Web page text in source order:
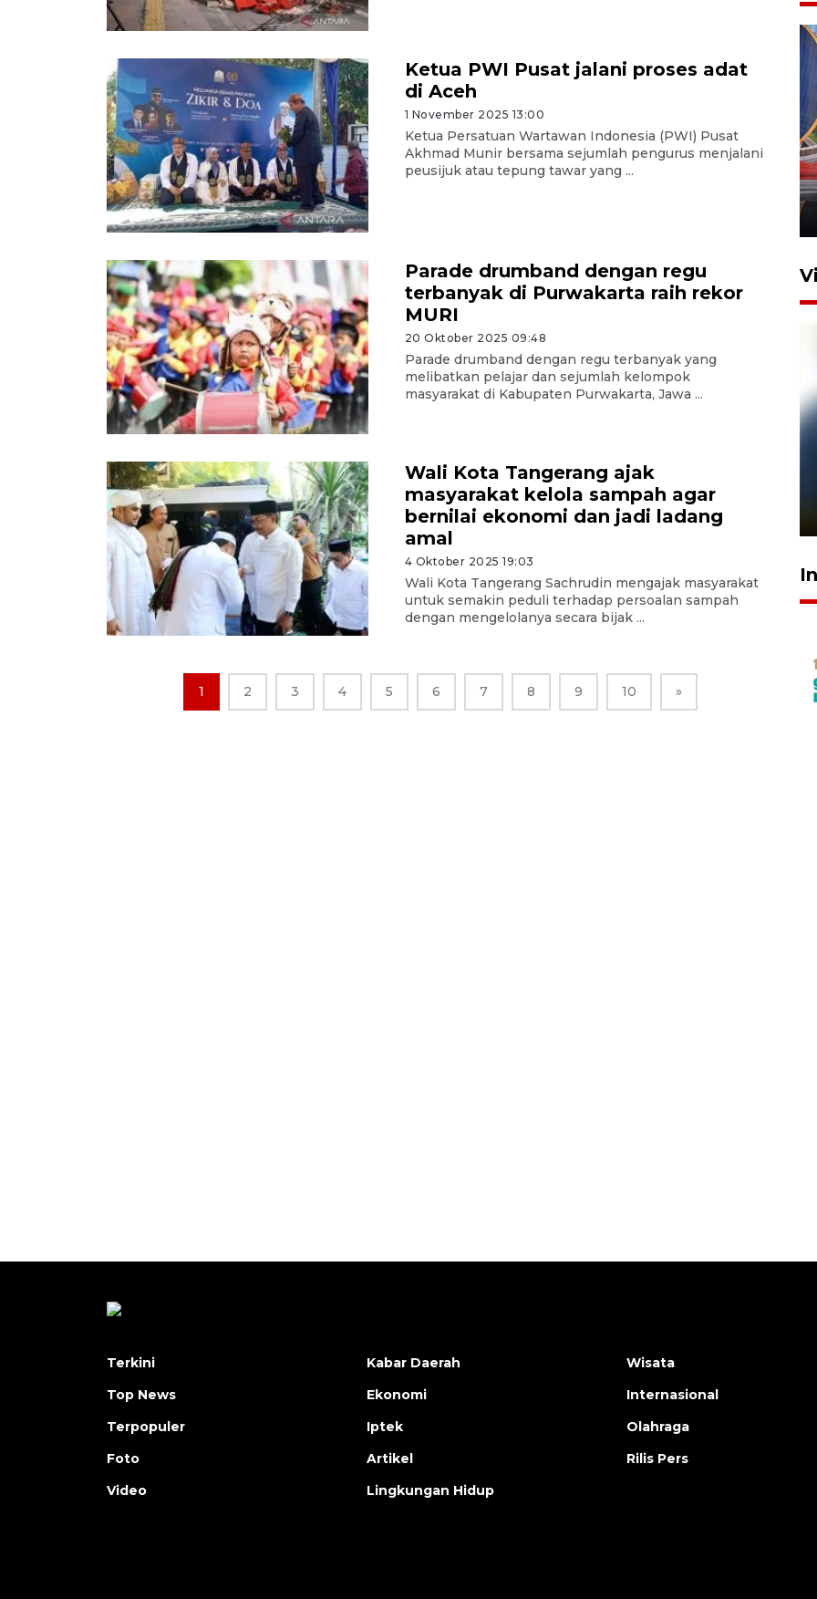
Ketua PWI Pusat jalani proses adat
di Aceh
1 November 2025 13:00
Ketua Persatuan Wartawan Indonesia (PWI) Pusat
Akhmad Munir bersama sejumlah pengurus menjalani
peusijuk atau tepung tawar yang ...
Parade drumband dengan regu
terbanyak di Purwakarta raih rekor
MURI
20 Oktober 2025 09:48
Parade drumband dengan regu terbanyak yang
melibatkan pelajar dan sejumlah kelompok
masyarakat di Kabupaten Purwakarta, Jawa ...
Wali Kota Tangerang ajak
masyarakat kelola sampah agar
bernilai ekonomi dan jadi ladang
amal
4 Oktober 2025 19:03
Wali Kota Tangerang Sachrudin mengajak masyarakat
untuk semakin peduli terhadap persoalan sampah
dengan mengelolanya secara bijak ...
1 2 3 4 5 6 7 8 9 10 »
Komisi V DPR tinjau
perlintasan sebidang di
Pelanggan Filaha Farm setia
sampai 8 tahan?
1 Juni 2026 05:47
Terkini
Top News
Terpopuler
Foto
Video
Kabar Daerah
Ekonomi
Iptek
Artikel
Lingkungan Hidup
Wisata
Internasional
Olahraga
Rilis Pers